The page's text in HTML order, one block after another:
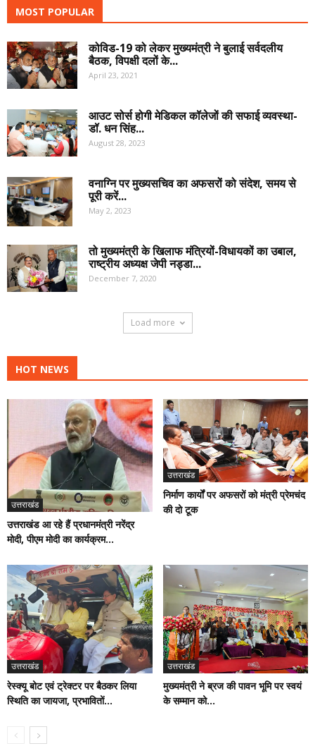
MOST POPULAR
कोविड-19 को लेकर मुख्यमंत्री ने बुलाई सर्वदलीय
बैठक, विपक्षी दलों के...
April 23, 2021
आउट सोर्स होगी मेडिकल कॉलेजों की सफाई व्यवस्था-
डॉ. धन सिंह...
August 28, 2023
वनाग्नि पर मुख्यसचिव का अफसरों को संदेश, समय से
पूरी करें...
May 2, 2023
तो मुख्यमंत्री के खिलाफ मंत्रियों-विधायकों का उबाल,
राष्ट्रीय अध्यक्ष जेपी नड्डा...
December 7, 2020
Load more
HOT NEWS
उत्तराखंड
उत्तराखंड आ रहे हैं प्रधानमंत्री नरेंद्र
मोदी, पीएम मोदी का कार्यक्रम...
उत्तराखंड
निर्माण कार्यों पर अफसरों को मंत्री प्रेमचंद
की दो टूक
उत्तराखंड
रेस्क्यू बोट एवं ट्रेक्टर पर बैठकर लिया
स्थिति का जायजा, प्रभावितों...
उत्तराखंड
मुख्यमंत्री ने ब्रज की पावन भूमि पर स्वयं
के सम्मान को...